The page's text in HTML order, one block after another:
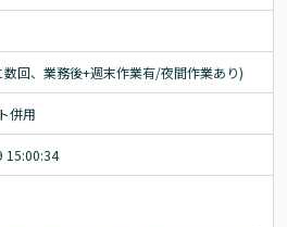
数回、業務後+週末作業有/夜間作業あり)
併用
15:00:34